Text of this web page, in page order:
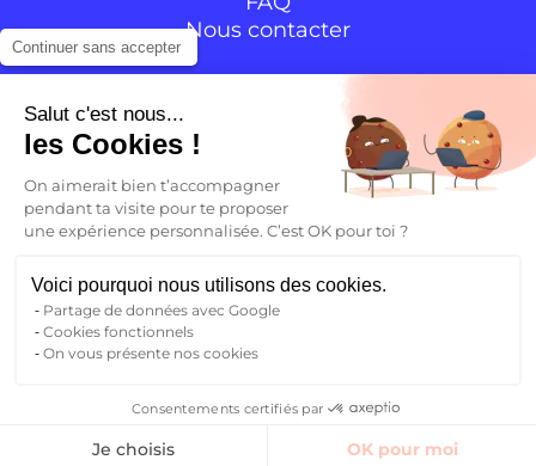
Nous contacter
YouTubeLinkedIn
FR
Continuer sans accepter
Salut c'est nous...
les Cookies !
On aimerait bien t’accompagner
pendant ta visite pour te proposer
une expérience personnalisée. C’est OK pour toi ?
Voici pourquoi nous utilisons des cookies.
Partage de données avec Google
Cookies fonctionnels
On vous présente nos cookies
Consentements certifiés par
Je choisis OK pour moi